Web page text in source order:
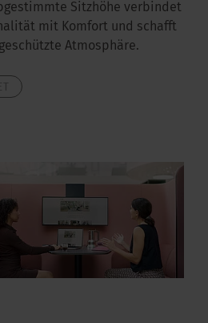
Sitzhöhe verbindet
mit Komfort und schafft
Atmosphäre.